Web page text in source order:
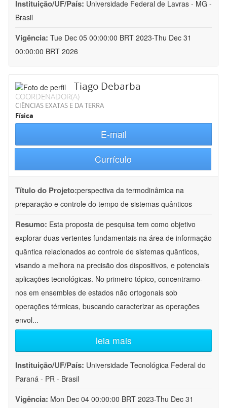
Instituição/UF/País: Universidade Federal de Lavras - MG -
Brasil
Vigência: Tue Dec 05 00:00:00 BRT 2023-Thu Dec 31
00:00:00 BRT 2026
Tiago Debarba
COORDENADOR(A)
CIÊNCIAS EXATAS E DA TERRA
Física
E-mail
Currículo
Título do Projeto:perspectiva da termodinâmica na
preparação e controle do tempo de sistemas quânticos
Resumo: Esta proposta de pesquisa tem como objetivo
explorar duas vertentes fundamentais na área de informação
quântica relacionados ao controle de sistemas quânticos,
visando a melhora na precisão dos dispositivos, e potenciais
aplicações tecnológicas. No primeiro tópico, concentramo-
nos em ensembles de estados não ortogonais sob
operações térmicas, buscando caracterizar as operações
envol...
leia mais
Instituição/UF/País: Universidade Tecnológica Federal do
Paraná - PR - Brasil
Vigência: Mon Dec 04 00:00:00 BRT 2023-Thu Dec 31